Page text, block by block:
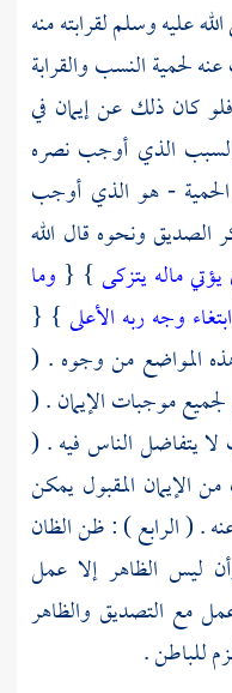
عليه وسلم لقرابته منه
لحمية النسب والقرابة
كان ذلك عن إيمان في
الذي أوجب نصره
- هو الذي أوجب
الصديقونحوه قال الله
ماله يتزكى } { وما
وجه ربه الأعلى } {
المواضع من وجوه . (
موجبات الإيمان . (
لا يتفاضل الناس فيه . (
الإيمان المقبول يمكن
. ( الرابع ) : ظن الظان
ليس الظاهر إلا عمل
مع التصديق والظاهر
للباطن .